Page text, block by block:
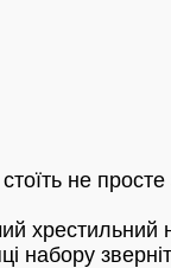
не
набору